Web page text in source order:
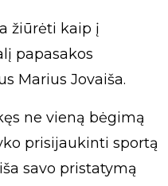
žiūrėti kaip į
papasakos
Marius Jovaiša.
ne vieną bėgimą
prisijaukinti sportą
savo pristatymą